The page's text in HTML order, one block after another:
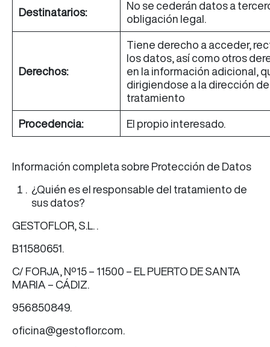
Destinatarios:
No se cederán datos a
obligación legal.
Derechos:
Tiene derecho a acceder,
los datos, así como otros
en la información adicional,
dirigiendose a la dirección
tratamiento
Procedencia: El propio interesado.
Información completa sobre Protección de Datos
¿Quién es el responsable del tratamiento de
sus datos?
GESTOFLOR, S.L. .
B11580651.
C/ FORJA, Nº15 – 11500 – EL PUERTO DE SANTA
MARIA – CÁDIZ.
956850849.
oficina@gestoflor.com.